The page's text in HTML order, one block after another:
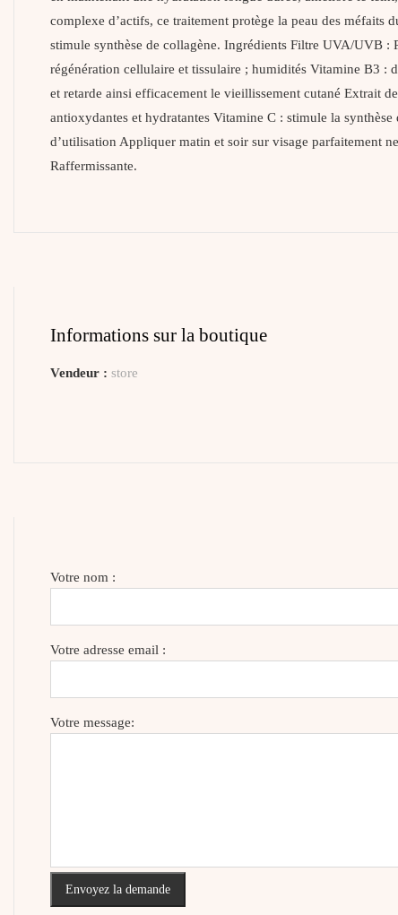
complexe d’actifs, ce traitement protège la peau des
stimule synthèse de collagène. Ingrédients Filtre UVA/UVB :
régénération cellulaire et tissulaire ; humidités Vitamine B3 :
et retarde ainsi efficacement le vieillissement cutané Extrait
antioxydantes et hydratantes Vitamine C : stimule la
d’utilisation Appliquer matin et soir sur visage parfaitement
Raffermissante.
Informations sur la boutique
Vendeur : store
Votre nom :
Votre adresse email :
Votre message:
Envoyez la demande